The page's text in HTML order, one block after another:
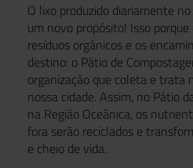
O lixo produzido diariamente
um novo propósito! Isso
resíduos orgânicos e os
destino: o Pátio de
organização que coleta e trata
nossa cidade. Assim, no Pátio
na Região Oceânica, os
fora serão reciclados e
e cheio de vida.